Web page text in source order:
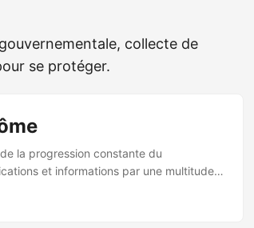
collecte de
se protéger.
la progression constante du
et informations par une multitude
les conséquences. Elles sont triées